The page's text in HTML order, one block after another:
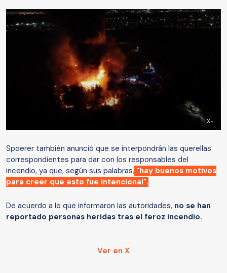
X-
Spoerer también anunció que se interpondrán las querellas
correspondientes para dar con los responsables del
incendio, ya que, según sus palabras, "hay buenos motivos
para creer que esto fue intencional".
De acuerdo a lo que informaron las autoridades, no se han
reportado personas heridas tras el feroz incendio.
Ver en X